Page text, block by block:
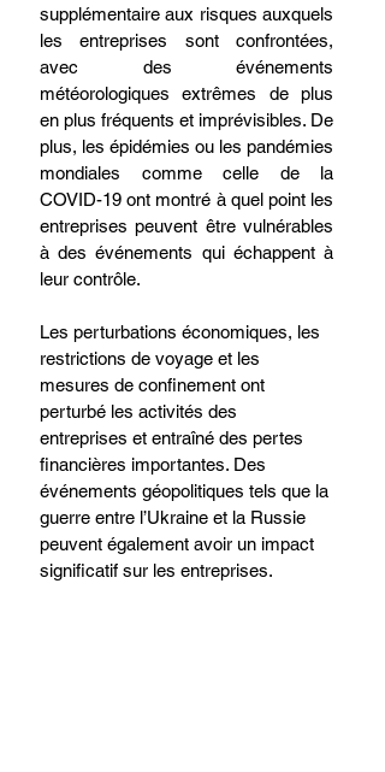
supplémentaire aux risques auxquels
les entreprises sont confrontées,
avec des événements
météorologiques extrêmes de plus
en plus fréquents et imprévisibles. De
plus, les épidémies ou les pandémies
mondiales comme celle de la
COVID-19 ont montré à quel point les
entreprises peuvent être vulnérables
à des événements qui échappent à
leur contrôle.
Les perturbations économiques, les
restrictions de voyage et les
mesures de confinement ont
perturbé les activités des
entreprises et entraîné des pertes
financières importantes. Des
événements géopolitiques tels que la
guerre entre l’Ukraine et la Russie
peuvent également avoir un impact
significatif sur les entreprises.